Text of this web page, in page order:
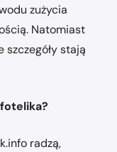
zużycia
Natomiast
szczegóły stają
radzą,